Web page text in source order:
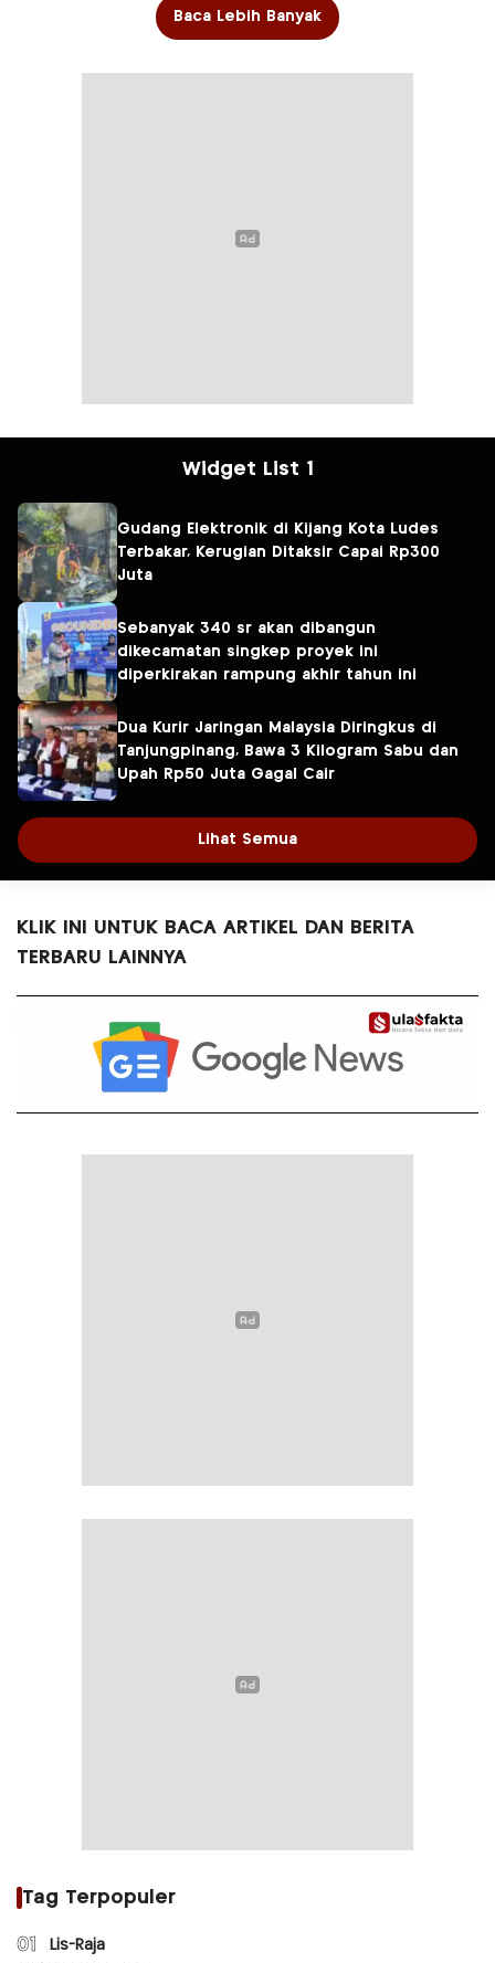
Baca Lebih Banyak
Widget List 1
Gudang Elektronik di Kijang Kota Ludes
Terbakar, Kerugian Ditaksir Capai Rp300
Juta
Sebanyak 340 sr akan dibangun
dikecamatan singkep proyek ini
diperkirakan rampung akhir tahun ini
Dua Kurir Jaringan Malaysia Diringkus di
Tanjungpinang, Bawa 3 Kilogram Sabu dan
Upah Rp50 Juta Gagal Cair
Lihat Semua
KLIK INI UNTUK BACA ARTIKEL DAN BERITA
TERBARU LAINNYA
Tag Terpopuler
01 Lis-Raja